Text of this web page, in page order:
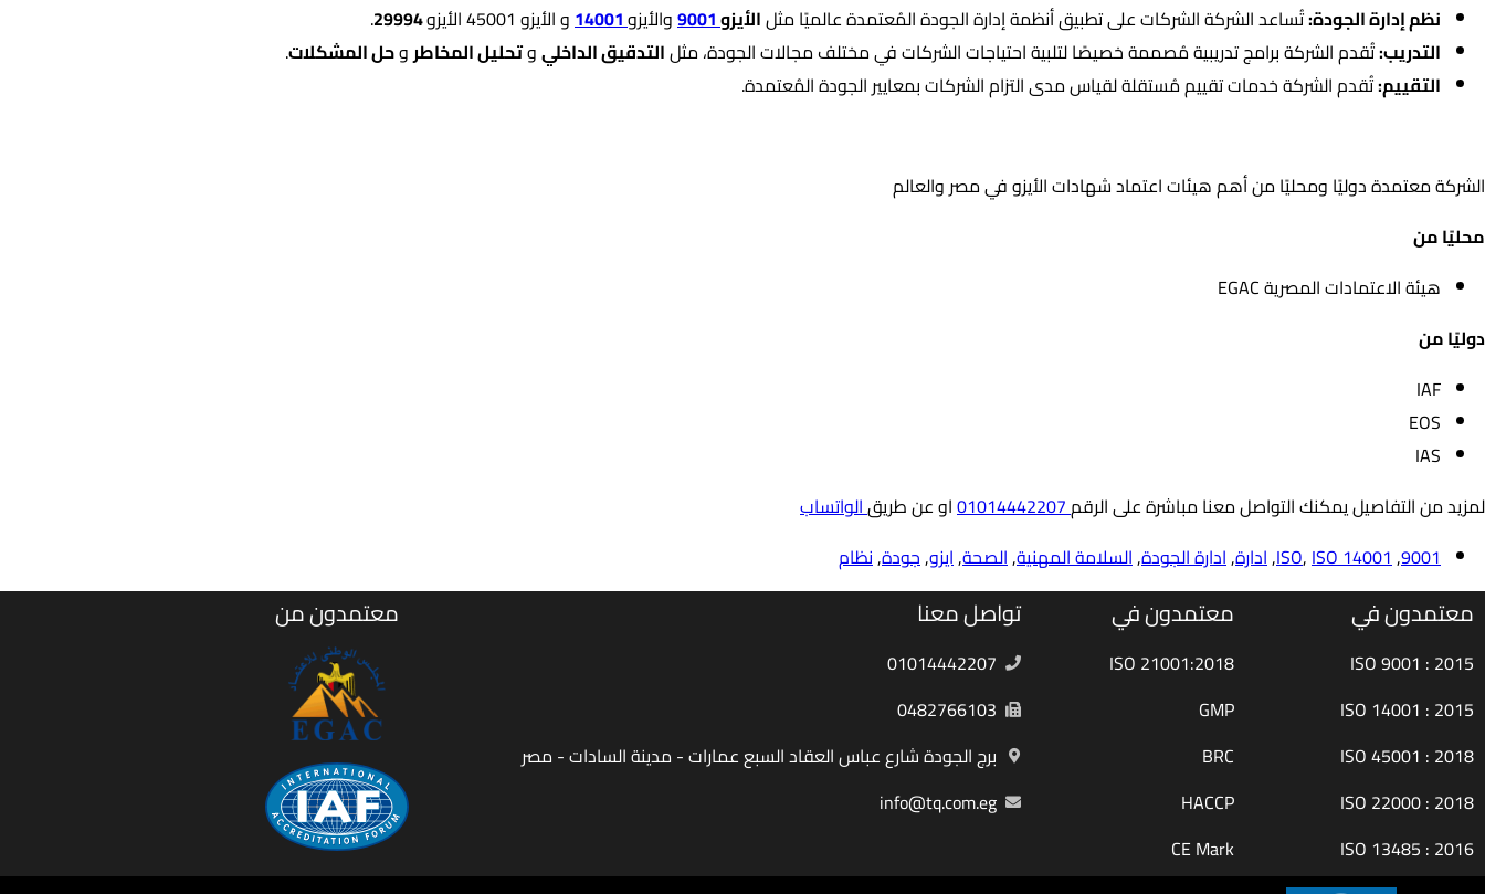
نظم إدارة الجودة:تُساعد الشركة الشركات على تطبيق أنظمة إدارة الجودة المُعتمدة عالميًا مثلالأيزو9001والأيزو14001و الأيزو 45001 الأيزو
.
التدريب:تُقدم الشركة برامج تدريبية مُصممة خصيصًا لتلبية احتياجات الشركات في مختلف مجالات الجودة، مثلالتدقيق الداخليوتحليل المخاطر وحل المشكلات.
التقييم:تُقدم الشركة خدمات تقييم مُستقلة لقياس مدى التزام الشركات بمعايير الجودة المُعتمدة.
الشركة معتمدة دوليًا ومحليًا من أهم هيئات اعتماد شهادات الأيزو في مصر والعالم
محليًا من
هيئة الاعتمادات المصرية EGAC
دوليًا من
IAF
EOS
IAS
لمزيد من التفاصيل يمكنك التواصل معنا مباشرة على الرقم01014442207 او عن طريقالواتساب
9001
,
ISO,ISO 14001
,ادارة,ادارة الجودة,السلامة المهنية,الصحة,ايزو,جودة,نظام
معتمدون في
ISO 9001 : 2015
ISO 14001 : 2015
ISO 45001 : 2018
ISO 22000 : 2018
ISO 13485 : 2016
معتمدون في
ISO 21001:2018
GMP
BRC
HACCP
CE Mark
تواصل معنا
01014442207
0482766103
برج الجودة شارع عباس العقاد السبع عمارات - مدينة السادات - مصر
info@tq.com.eg
معتمدون من